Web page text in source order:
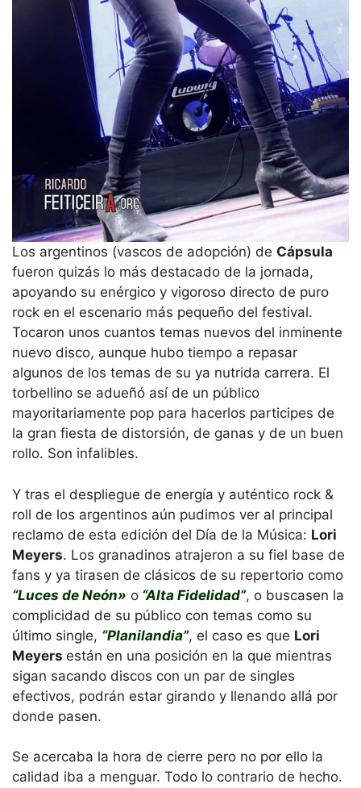
Los argentinos (vascos de adopción) de Cápsula
fueron quizás lo más destacado de la jornada,
apoyando su enérgico y vigoroso directo de puro
rock en el escenario más pequeño del festival.
Tocaron unos cuantos temas nuevos del inminente
nuevo disco, aunque hubo tiempo a repasar
algunos de los temas de su ya nutrida carrera. El
torbellino se adueñó así de un público
mayoritariamente pop para hacerlos participes de
la gran fiesta de distorsión, de ganas y de un buen
rollo. Son infalibles.
Y tras el despliegue de energía y auténtico rock &
roll de los argentinos aún pudimos ver al principal
reclamo de esta edición del Día de la Música: Lori
Meyers. Los granadinos atrajeron a su fiel base de
fans y ya tirasen de clásicos de su repertorio como
“Luces de Neón» o “Alta Fidelidad”, o buscasen la
complicidad de su público con temas como su
último single, “Planilandia”, el caso es que Lori
Meyers están en una posición en la que mientras
sigan sacando discos con un par de singles
efectivos, podrán estar girando y llenando allá por
donde pasen.
Se acercaba la hora de cierre pero no por ello la
calidad iba a menguar. Todo lo contrario de hecho.